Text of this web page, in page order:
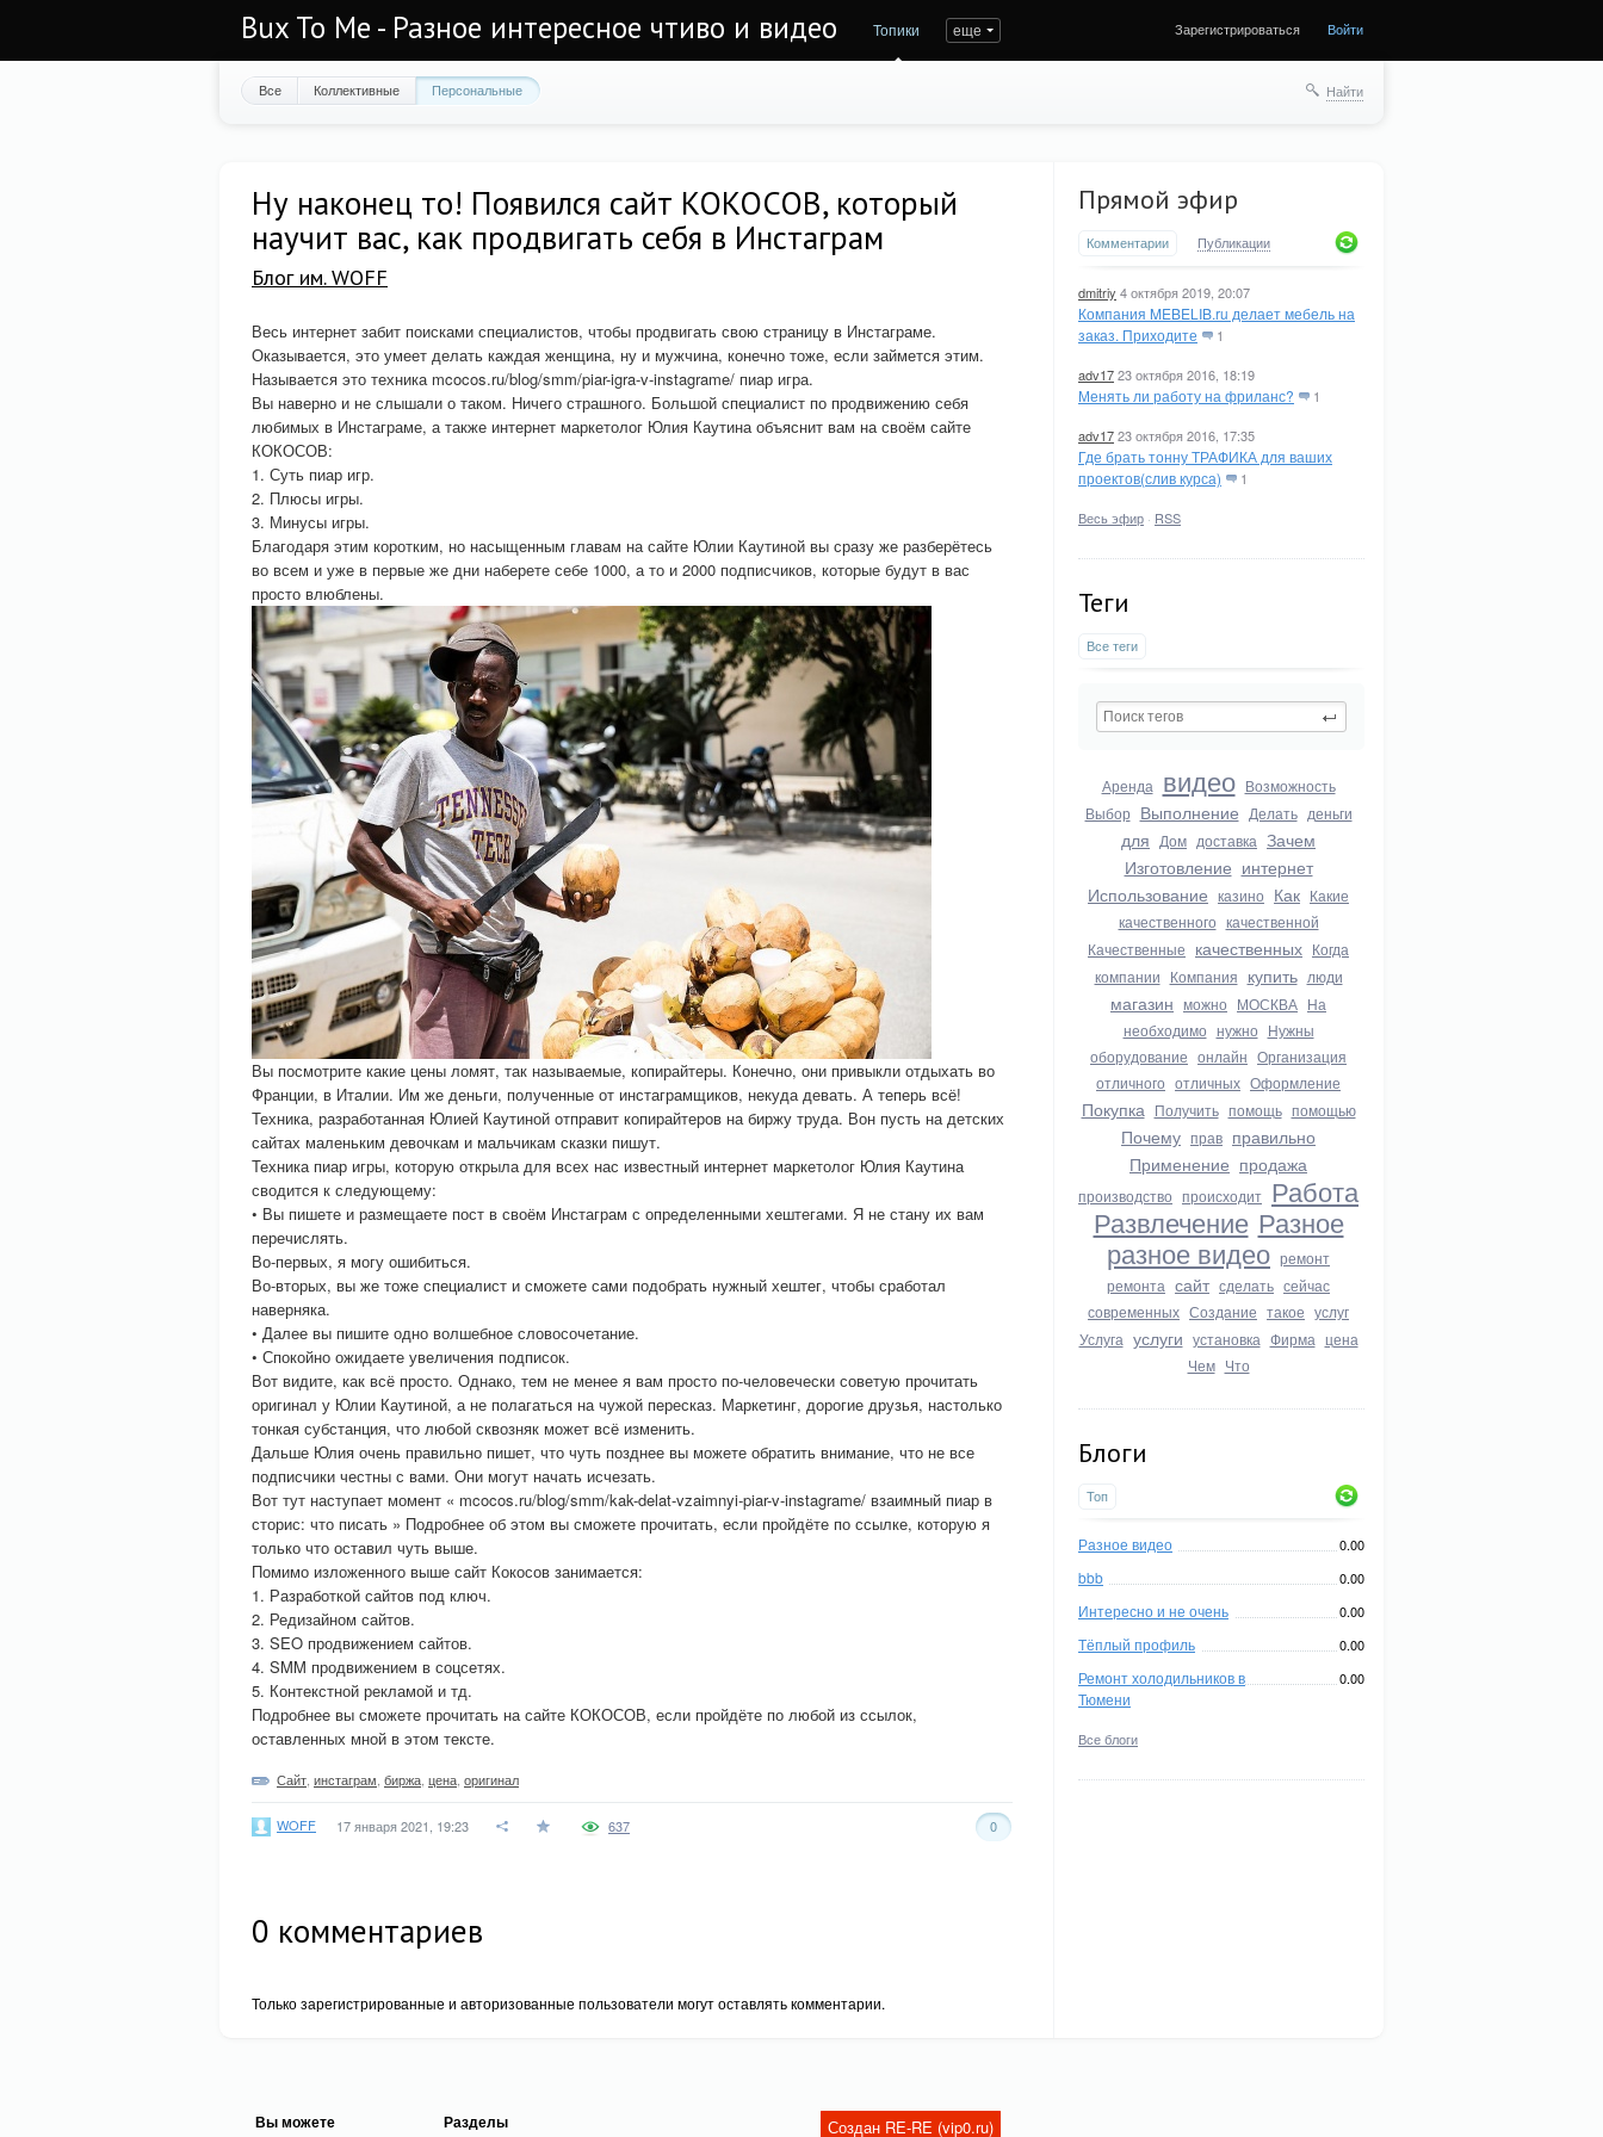
Bux To Me - Разное интересное чтиво и видео Топики еще Зарегистрироваться Войти
Все Коллективные Персональные Найти
Прямой эфир
Комментарии Публикации
dmitriy 4 октября 2019, 20:07
Компания MEBELIB.ru делает мебель на
заказ. Приходите
1
adv1723 октября 2016, 18:19
Менять ли работу на фриланс? 1
adv1723 октября 2016, 17:35
Где брать тонну ТРАФИКА для ваших
проектов(слив курса)
1
Весь эфир · RSS
Теги
Все теги
Аренда видео Возможность
Выбор Выполнение Делать деньги
для Дом доставка Зачем
Изготовление интернет
Использование казино Как Какие
качественного качественной
Качественные качественных Когда
компании Компания купить люди
магазин можно МОСКВА На
необходимо нужно Нужны
оборудование онлайн Организация
отличного отличных Оформление
Покупка Получить помощь помощью
Почему прав правильно
Применение продажа
производство происходит Работа
Развлечение Разное
разное видео ремонт
ремонта сайт сделать сейчас
современных Создание такое услуг
Услуга услуги установка Фирма цена
Чем Что
Блоги
Топ
Разное видео 0.00
bbb 0.00
Интересно и не очень 0.00
Тёплый профиль 0.00
Ремонт холодильников в
Тюмени
0.00
Все блоги
Ну наконец то! Появился сайт КОКОСОВ, который
научит вас, как продвигать себя в Инстаграм
Блог им. WOFF
Весь интернет забит поисками специалистов, чтобы продвигать свою страницу в Инстаграме.
Оказывается, это умеет делать каждая женщина, ну и мужчина, конечно тоже, если займется этим.
Называется это техника mcocos.ru/blog/smm/piar-igra-v-instagrame/ пиар игра.
Вы наверно и не слышали о таком. Ничего страшного. Большой специалист по продвижению себя
любимых в Инстаграме, а также интернет маркетолог Юлия Каутина объяснит вам на своём сайте
КОКОСОВ:
1. Суть пиар игр.
2. Плюсы игры.
3. Минусы игры.
Благодаря этим коротким, но насыщенным главам на сайте Юлии Каутиной вы сразу же разберётесь
во всем и уже в первые же дни наберете себе 1000, а то и 2000 подписчиков, которые будут в вас
просто влюблены.
Вы посмотрите какие цены ломят, так называемые, копирайтеры. Конечно, они привыкли отдыхать во
Франции, в Италии. Им же деньги, полученные от инстаграмщиков, некуда девать. А теперь всё!
Техника, разработанная Юлией Каутиной отправит копирайтеров на биржу труда. Вон пусть на детских
сайтах маленьким девочкам и мальчикам сказки пишут.
Техника пиар игры, которую открыла для всех нас известный интернет маркетолог Юлия Каутина
сводится к следующему:
• Вы пишете и размещаете пост в своём Инстаграм с определенными хештегами. Я не стану их вам
перечислять.
Во-первых, я могу ошибиться.
Во-вторых, вы же тоже специалист и сможете сами подобрать нужный хештег, чтобы сработал
наверняка.
• Далее вы пишите одно волшебное словосочетание.
• Спокойно ожидаете увеличения подписок.
Вот видите, как всё просто. Однако, тем не менее я вам просто по-человечески советую прочитать
оригинал у Юлии Каутиной, а не полагаться на чужой пересказ. Маркетинг, дорогие друзья, настолько
тонкая субстанция, что любой сквозняк может всё изменить.
Дальше Юлия очень правильно пишет, что чуть позднее вы можете обратить внимание, что не все
подписчики честны с вами. Они могут начать исчезать.
Вот тут наступает момент « mcocos.ru/blog/smm/kak-delat-vzaimnyi-piar-v-instagrame/ взаимный пиар в
сторис: что писать » Подробнее об этом вы сможете прочитать, если пройдёте по ссылке, которую я
только что оставил чуть выше.
Помимо изложенного выше сайт Кокосов занимается:
1. Разработкой сайтов под ключ.
2. Редизайном сайтов.
3. SEO продвижением сайтов.
4. SMM продвижением в соцсетях.
5. Контекстной рекламой и тд.
Подробнее вы сможете прочитать на сайте КОКОСОВ, если пройдёте по любой из ссылок,
оставленных мной в этом тексте.
Сайт инстаграм биржа цена оригинал
WOFF 17 января 2021, 19:23 0
637
0 комментариев
Только зарегистрированные и авторизованные пользователи могут оставлять комментарии.
Вы можете Разделы Создан RE-RE (vip0.ru)